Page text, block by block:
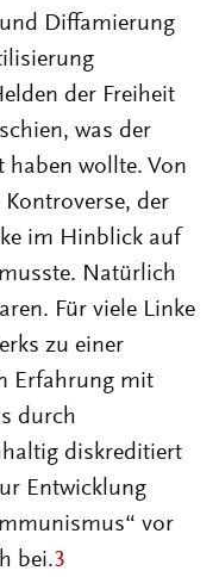
Diffamierung
der Freiheit
was der
haben wollte. Von
der
im Hinblick auf
Natürlich
Für viele Linke
zu einer
Erfahrung mit
durch
diskreditiert
Entwicklung
vor
bei.3